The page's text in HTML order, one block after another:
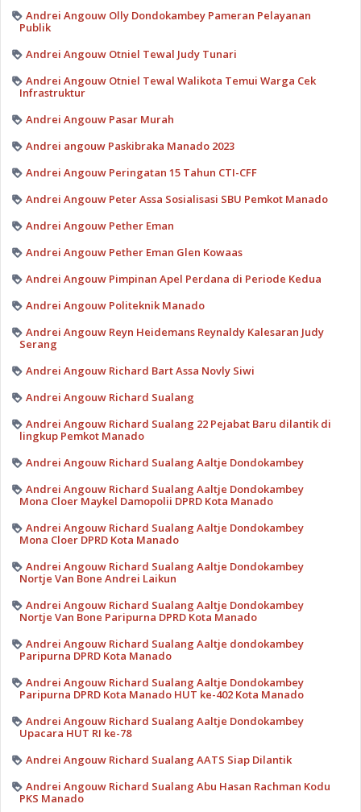
Andrei Angouw Olly Dondokambey Pameran Pelayanan
Publik
Andrei Angouw Otniel Tewal Judy Tunari
Andrei Angouw Otniel Tewal Walikota Temui Warga Cek
Infrastruktur
Andrei Angouw Pasar Murah
Andrei angouw Paskibraka Manado 2023
Andrei Angouw Peringatan 15 Tahun CTI-CFF
Andrei Angouw Peter Assa Sosialisasi SBU Pemkot Manado
Andrei Angouw Pether Eman
Andrei Angouw Pether Eman Glen Kowaas
Andrei Angouw Pimpinan Apel Perdana di Periode Kedua
Andrei Angouw Politeknik Manado
Andrei Angouw Reyn Heidemans Reynaldy Kalesaran Judy
Serang
Andrei Angouw Richard Bart Assa Novly Siwi
Andrei Angouw Richard Sualang
Andrei Angouw Richard Sualang 22 Pejabat Baru dilantik di
lingkup Pemkot Manado
Andrei Angouw Richard Sualang Aaltje Dondokambey
Andrei Angouw Richard Sualang Aaltje Dondokambey
Mona Cloer Maykel Damopolii DPRD Kota Manado
Andrei Angouw Richard Sualang Aaltje Dondokambey
Mona Cloer DPRD Kota Manado
Andrei Angouw Richard Sualang Aaltje Dondokambey
Nortje Van Bone Andrei Laikun
Andrei Angouw Richard Sualang Aaltje Dondokambey
Nortje Van Bone Paripurna DPRD Kota Manado
Andrei Angouw Richard Sualang Aaltje dondokambey
Paripurna DPRD Kota Manado
Andrei Angouw Richard Sualang Aaltje Dondokambey
Paripurna DPRD Kota Manado HUT ke-402 Kota Manado
Andrei Angouw Richard Sualang Aaltje Dondokambey
Upacara HUT RI ke-78
Andrei Angouw Richard Sualang AATS Siap Dilantik
Andrei Angouw Richard Sualang Abu Hasan Rachman Kodu
PKS Manado